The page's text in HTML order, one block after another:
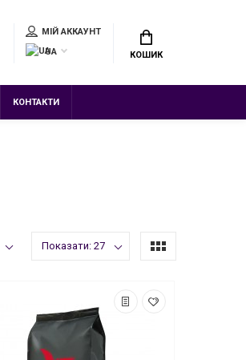
МІЙ АККАУНТ
UA
КОШИК
КОНТАКТИ
Показати: 27